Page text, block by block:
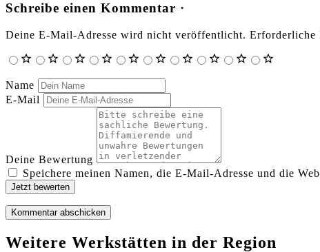
Schreibe einen Kommentar ·
Deine E-Mail-Adresse wird nicht veröffentlicht. Erforderliche
Name
E-Mail
Deine Bewertung
Speichere meinen Namen, die E-Mail-Adresse und die
Jetzt bewerten
Weitere Werkstätten in der Region